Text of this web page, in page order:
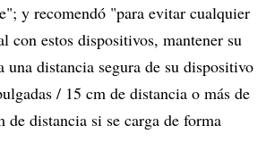
y recomendó "para evitar cualquier
con estos dispositivos, mantener su
una distancia segura de su dispositivo
/ 15 cm de distancia o más de
de distancia si se carga de forma